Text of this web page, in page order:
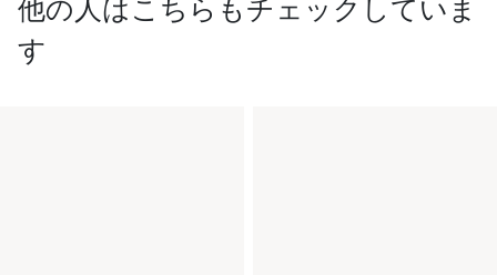
他の人はこちらもチェックしていま
す